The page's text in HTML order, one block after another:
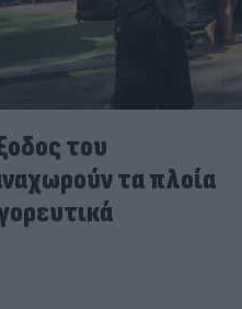
του
τα πλοία